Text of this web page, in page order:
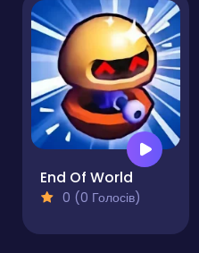
End Of World
0 (0 Голосів)